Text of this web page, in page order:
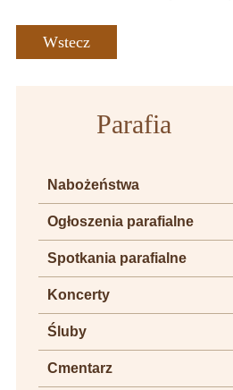
Wstecz
Parafia
Nabożeństwa
Ogłoszenia parafialne
Spotkania parafialne
Koncerty
Śluby
Cmentarz